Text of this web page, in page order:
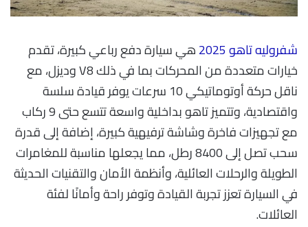
شفروليه تاهو 2025
هي سيارة دفع رباعي كبيرة، تقدم
خيارات متعددة من المحركات بما في ذلك V8 وديزل، مع
ناقل حركة أوتوماتيكي 10 سرعات يوفر قيادة سلسة
واقتصادية، وتتميز تاهو بداخلية واسعة تتسع حتى 9 ركاب
مع تجهيزات فاخرة وشاشة ترفيهية كبيرة، إضافة إلى قدرة
سحب تصل إلى 8400 رطل، مما يجعلها مناسبة للمغامرات
الطويلة والرحلات العائلية، وأنظمة الأمان والتقنيات الحديثة
في السيارة تعزز تجربة القيادة وتوفر راحة وأمانًا لفئة
العائلات.